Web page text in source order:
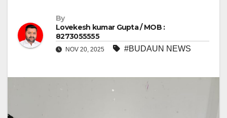
By
Lovekesh kumar Gupta / MOB :
8273055555
NOV 20, 2025 #BUDAUN NEWS